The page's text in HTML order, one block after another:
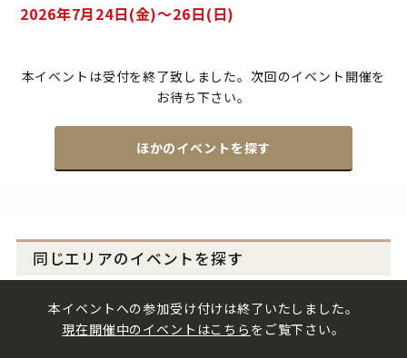
本イベントへの参加受け付けは終了いたしました。
現在開催中のイベントはこちら をご覧下さい。
2026年7月24日(金)〜26日(日)
本イベントは受付を終了致しました。次回のイベント開催を
お待ち下さい。
ほかのイベントを探す
同じエリアのイベントを探す
千葉県の他のイベントはこちら ＞